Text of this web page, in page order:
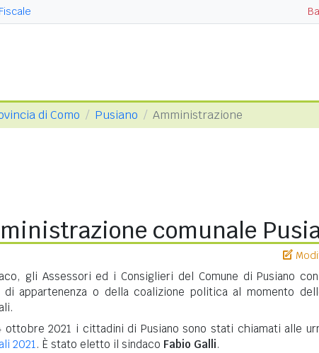
di Como Pusiano Amministrazione
comunale
gli Assessori ed i Consiglieri del Comune di Pusiano
appartenenza o della coalizione politica al momento
ottobre 2021 i cittadini di Pusiano sono stati chiamati alle
2021. È stato eletto il sindaco Fabio Galli.